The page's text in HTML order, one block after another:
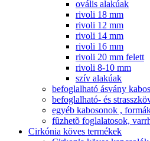
ovális alakúak
rivoli 18 mm
rivoli 12 mm
rivoli 14 mm
rivoli 16 mm
rivoli 20 mm felett
rivoli 8-10 mm
szív alakúak
befoglalható ásvány
befoglalható- és
egyéb kabosonok ,
fûzhetõ foglalatosok,
Cirkónia köves termékek